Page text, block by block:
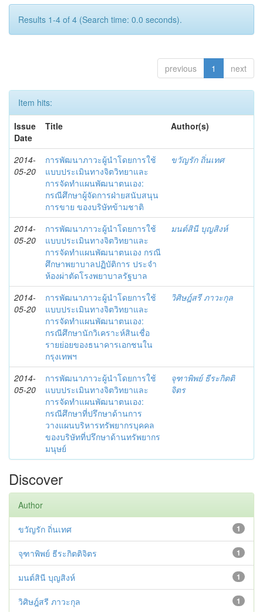
Results 1-4 of 4 (Search time: 0.0 seconds).
previous 1 next
Item hits:
Issue
Date
Title Author(s)
2014-
05-20
การพัฒนาภาวะผู้นำโดยการใช้
แบบประเมินทางจิตวิทยาและ
การจัดทำแผนพัฒนาตนเอง:
กรณีศึกษาผู้จัดการฝ่ายสนับสนุน
การขาย ของบริษัทข้ามชาติ
ขวัญรัก ถิ่นเทศ
2014-
05-20
การพัฒนาภาวะผู้นำโดยการใช้
แบบประเมินทางจิตวิทยาและ
การจัดทำแผนพัฒนาตนเอง กรณี
ศึกษาพยาบาลปฏิบัติการ ประจำ
ห้องผ่าตัดโรงพยาบาลรัฐบาล
มนต์สินี บุญสิงห์
2014-
05-20
การพัฒนาภาวะผู้นำโดยการใช้
แบบประเมินทางจิตวิทยาและ
การจัดทำแผนพัฒนาตนเอง:
กรณีศึกษานักวิเคราะห์สินเชื่อ
รายย่อยของธนาคารเอกชนใน
กรุงเทพฯ
วิศิษฎ์สรี ภาวะกุล
2014-
05-20
การพัฒนาภาวะผู้นำโดยการใช้
แบบประเมินทางจิตวิทยาและ
การจัดทำแผนพัฒนาตนเอง:
กรณีศึกษาที่ปรึกษาด้านการ
วางแผนบริหารทรัพยากรบุคคล
ของบริษัทที่ปรึกษาด้านทรัพยากร
มนุษย์
จุฑาพิพย์ ธีระกิตติ
จิตร
Discover
Author
1
ขวัญรัก ถิ่นเทศ
1
จุฑาพิพย์ ธีระกิตติจิตร
1
มนต์สินี บุญสิงห์
1
วิศิษฎ์สรี ภาวะกุล